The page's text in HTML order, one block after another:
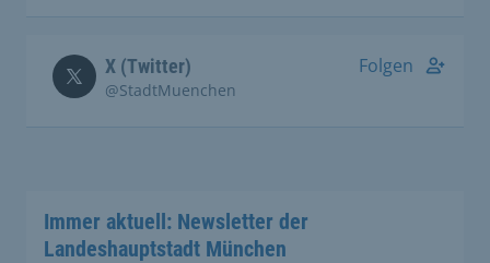
X (Twitter)
@StadtMuenchen
Folgen
Immer aktuell: Newsletter der
Landeshauptstadt München